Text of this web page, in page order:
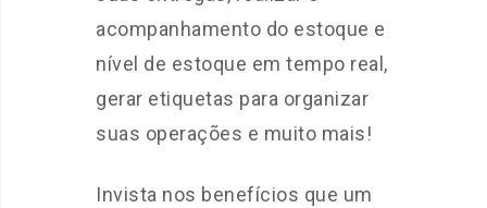
acompanhamento do estoque e
nível de estoque em tempo real,
gerar etiquetas para organizar
suas operações e muito mais!
Invista nos benefícios que um